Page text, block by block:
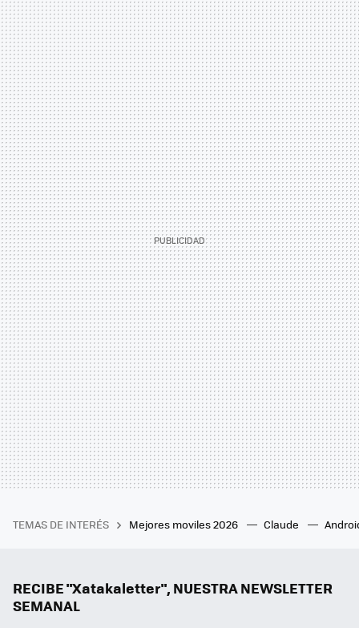
TEMAS DE INTERÉS Mejores moviles 2026 Claude
RECIBE "Xatakaletter", NUESTRA NEWSLETTER
SEMANAL